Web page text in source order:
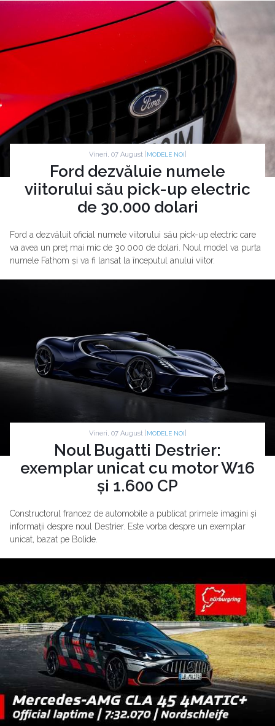
Vineri, 07 August | MODELE NOI
Ford dezvăluie numele
viitorului său pick-up electric
de 30.000 dolari
Ford a dezvăluit oficial numele viitorului său pick-up electric care
va avea un preț mai mic de 30.000 de dolari. Noul model va purta
numele Fathom și va fi lansat la începutul anului viitor.
Vineri, 07 August | MODELE NOI
Noul Bugatti Destrier:
exemplar unicat cu motor W16
și 1.600 CP
Constructorul francez de automobile a publicat primele imagini și
informații despre noul Destrier. Este vorba despre un exemplar
unicat, bazat pe Bolide.